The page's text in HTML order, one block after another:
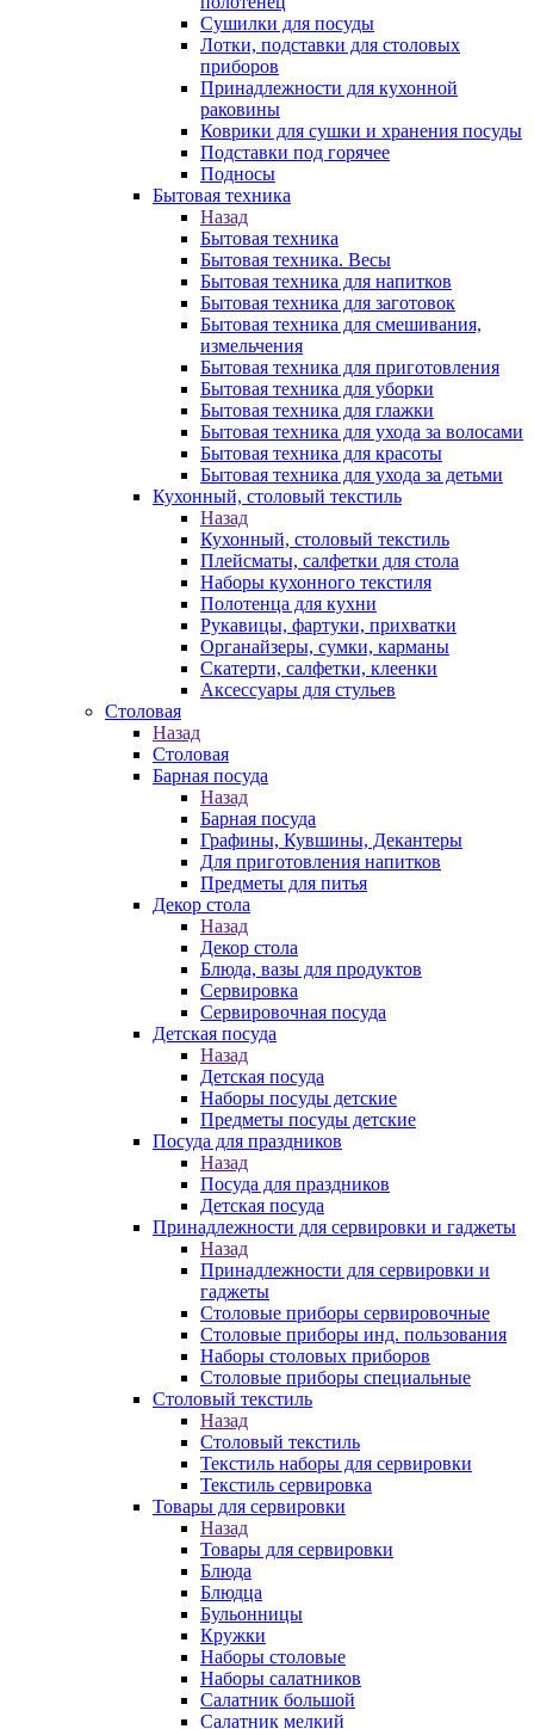
Сушилки для посуды
Лотки, подставки для столовых
приборов
Принадлежности для кухонной
раковины
Коврики для сушки и хранения посуды
Подставки под горячее
Подносы
Бытовая техника
Назад
Бытовая техника
Бытовая техника. Весы
Бытовая техника для напитков
Бытовая техника для заготовок
Бытовая техника для смешивания,
измельчения
Бытовая техника для приготовления
Бытовая техника для уборки
Бытовая техника для глажки
Бытовая техника для ухода за волосами
Бытовая техника для красоты
Бытовая техника для ухода за детьми
Кухонный, столовый текстиль
Назад
Кухонный, столовый текстиль
Плейсматы, салфетки для стола
Наборы кухонного текстиля
Полотенца для кухни
Рукавицы, фартуки, прихватки
Органайзеры, сумки, карманы
Скатерти, салфетки, клеенки
Аксессуары для стульев
Столовая
Назад
Столовая
Барная посуда
Назад
Барная посуда
Графины, Кувшины, Декантеры
Для приготовления напитков
Предметы для питья
Декор стола
Назад
Декор стола
Блюда, вазы для продуктов
Сервировка
Сервировочная посуда
Детская посуда
Назад
Детская посуда
Наборы посуды детские
Предметы посуды детские
Посуда для праздников
Назад
Посуда для праздников
Детская посуда
Принадлежности для сервировки и гаджеты
Назад
Принадлежности для сервировки и
гаджеты
Столовые приборы сервировочные
Столовые приборы инд. пользования
Наборы столовых приборов
Столовые приборы специальные
Столовый текстиль
Назад
Столовый текстиль
Текстиль наборы для сервировки
Текстиль сервировка
Товары для сервировки
Назад
Товары для сервировки
Блюда
Блюдца
Бульонницы
Кружки
Наборы столовые
Наборы салатников
Салатник большой
Салатник мелкий